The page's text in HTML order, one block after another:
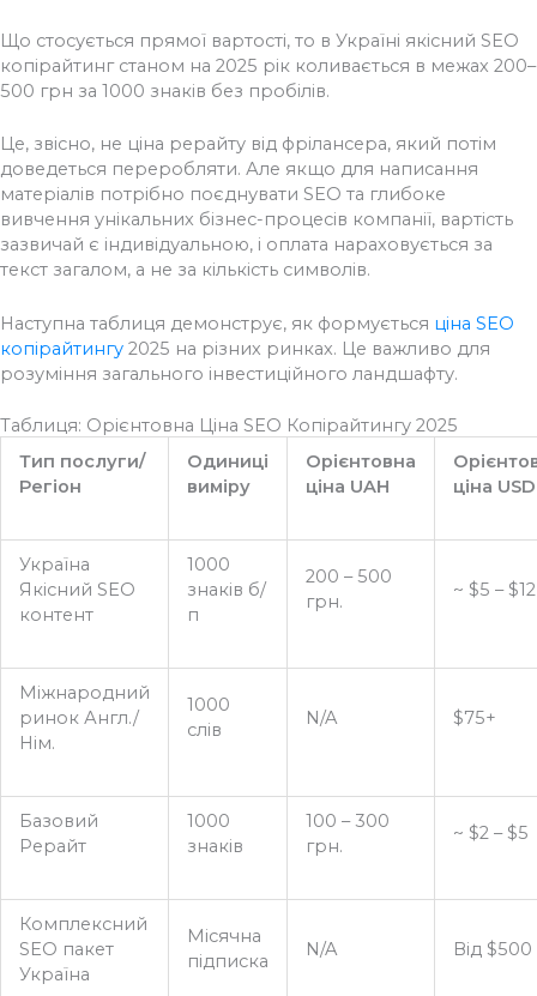
Що стосується прямої вартості, то в Україні якісний SEO
копірайтинг станом на 2025 рік коливається в межах 200–
500 грн за 1000 знаків без пробілів.
Це, звісно, не ціна рерайту від фрілансера, який потім
доведеться переробляти. Але якщо для написання
матеріалів потрібно поєднувати SEO та глибоке
вивчення унікальних бізнес-процесів компанії, вартість
зазвичай є індивідуальною, і оплата нараховується за
текст загалом, а не за кількість символів.
Наступна таблиця демонструє, як формується ціна SEO
копірайтингу 2025 на різних ринках. Це важливо для
розуміння загального інвестиційного ландшафту.
Таблиця: Орієнтовна Ціна SEO Копірайтингу 2025
Тип послуги/
Регіон
Одиниці
виміру
Орієнтовна
ціна UAH
ціна USD
Україна
Якісний SEO
контент
1000
знаків б/
п
200 – 500
грн.
~ $5 – $12
Міжнародний
ринок Англ./
Нім.
1000
слів
N/A $75+
Базовий
Рерайт
1000
знаків
100 – 300
грн.
~ $2 – $5
Комплексний
SEO пакет
Україна
Місячна
підписка
N/A Від $500